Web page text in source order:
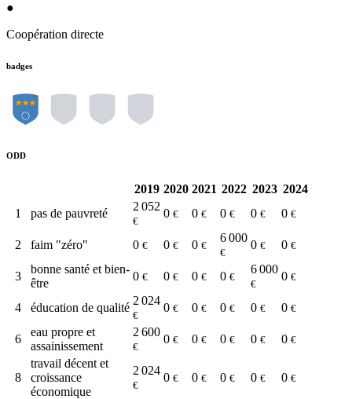
●
Coopération directe
badges
ODD
2019 2020 2021 2022 2023 2024
1
pas de pauvreté
2 052
€
0 € 0 € 0 € 0 € 0 €
2 faim "zéro" 0 € 0 € 0 €
6 000
€
0 € 0 €
3
bonne santé et bien-
être
0 € 0 € 0 € 0 €
6 000
€
0 €
4 éducation de qualité
2 024
€
0 € 0 € 0 € 0 € 0 €
6
eau propre et
assainissement
2 600
€
0 € 0 € 0 € 0 € 0 €
8
travail décent et
croissance
économique
2 024
€
0 € 0 € 0 € 0 € 0 €